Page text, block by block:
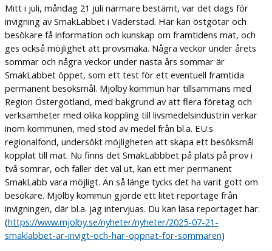
Mitt i juli, måndag 21 juli närmare bestämt, var det dags för
invigning av SmakLabbet i Väderstad. Här kan östgötar och
besökare få information och kunskap om framtidens mat, och
ges också möjlighet att provsmaka. Några veckor under årets
sommar och några veckor under nästa års sommar är
SmakLabbet öppet, som ett test för ett eventuell framtida
permanent besöksmål. Mjölby kommun har tillsammans med
Region Östergötland, med bakgrund av att flera företag och
verksamheter med olika koppling till livsmedelsindustrin verkar
inom kommunen, med stöd av medel från bl.a. EU:s
regionalfond, undersökt möjligheten att skapa ett besöksmål
kopplat till mat. Nu finns det SmakLabbbet på plats på prov i
två somrar, och faller det väl ut, kan ett mer permanent
SmakLabb vara möjligt. Än så länge tycks det ha varit gott om
besökare. Mjölby kommun gjorde ett litet reportage från
invigningen, där bl.a. jag intervjuas. Du kan läsa reportaget här:
(https://www.mjolby.se/nyheter/nyheter/2025-07-21-
smaklabbet-ar-invigt-och-har-oppnat-for-sommaren)